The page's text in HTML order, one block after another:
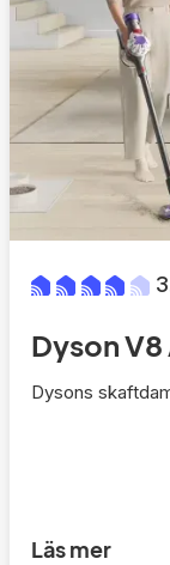
Dyson
Dysons
Läs mer